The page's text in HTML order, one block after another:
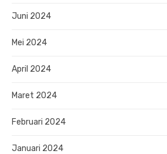
Juni 2024
Mei 2024
April 2024
Maret 2024
Februari 2024
Januari 2024